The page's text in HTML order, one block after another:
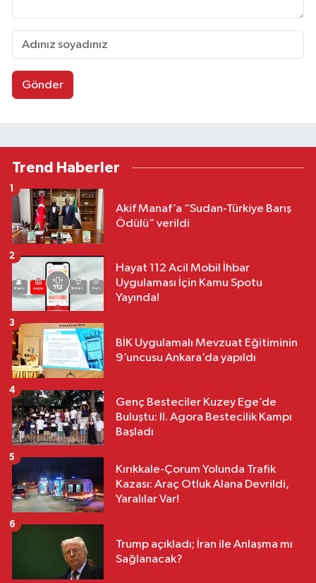
Gönder
Trend Haberler
Akif Manaf’a “Sudan-Türkiye Barış
Ödülü” verildi
1
Hayat 112 Acil Mobil İhbar
Uygulaması İçin Kamu Spotu
Yayında!
2
BİK Uygulamalı Mevzuat Eğitiminin
9’uncusu Ankara’da yapıldı
3
Genç Besteciler Kuzey Ege’de
Buluştu: II. Agora Bestecilik Kampı
Başladı
4
Kırıkkale-Çorum Yolunda Trafik
Kazası: Araç Otluk Alana Devrildi,
Yaralılar Var!
5
Trump açıkladı; İran ile Anlaşma mı
Sağlanacak?
6